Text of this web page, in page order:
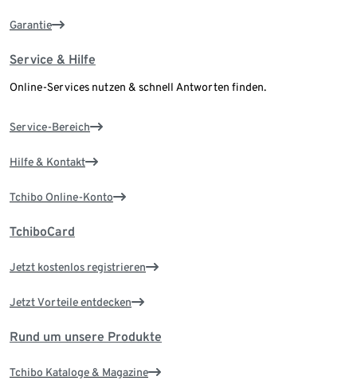
Garantie
Service & Hilfe
Online-Services nutzen & schnell Antworten finden.
Service-Bereich
Hilfe & Kontakt
Tchibo Online-Konto
TchiboCard
Jetzt kostenlos registrieren
Jetzt Vorteile entdecken
Rund um unsere Produkte
Tchibo Kataloge & Magazine